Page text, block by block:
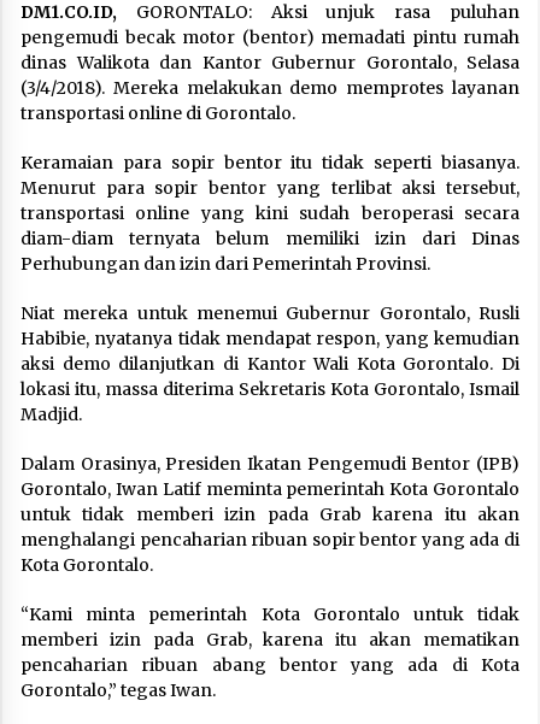
DM1.CO.ID, GORONTALO: Aksi unjuk rasa puluhan
pengemudi becak motor (bentor) memadati pintu rumah
dinas Walikota dan Kantor Gubernur Gorontalo, Selasa
(3/4/2018). Mereka melakukan demo memprotes layanan
transportasi online di Gorontalo.
Keramaian para sopir bentor itu tidak seperti biasanya.
Menurut para sopir bentor yang terlibat aksi tersebut,
transportasi online yang kini sudah beroperasi secara
diam-diam ternyata belum memiliki izin dari Dinas
Perhubungan dan izin dari Pemerintah Provinsi.
Niat mereka untuk menemui Gubernur Gorontalo, Rusli
Habibie, nyatanya tidak mendapat respon, yang kemudian
aksi demo dilanjutkan di Kantor Wali Kota Gorontalo. Di
lokasi itu, massa diterima Sekretaris Kota Gorontalo, Ismail
Madjid.
Dalam Orasinya, Presiden Ikatan Pengemudi Bentor (IPB)
Gorontalo, Iwan Latif meminta pemerintah Kota Gorontalo
untuk tidak memberi izin pada Grab karena itu akan
menghalangi pencaharian ribuan sopir bentor yang ada di
Kota Gorontalo.
“Kami minta pemerintah Kota Gorontalo untuk tidak
memberi izin pada Grab, karena itu akan mematikan
pencaharian ribuan abang bentor yang ada di Kota
Gorontalo,” tegas Iwan.